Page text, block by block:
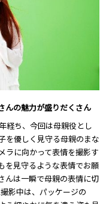
んの魅力が盛りだくさん
経ち、今回は母親役とし
を優しく見守る母親のまな
ラに向かって表情を撮影す
を見守るような表情でお願
んは一瞬で母親の表情に切
影中は、パッケージの